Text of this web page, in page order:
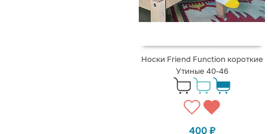
Носки Friend Function короткие
Утиные 40-46
400 ₽